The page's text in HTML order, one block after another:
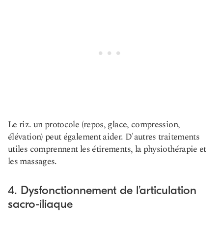
Le riz. un protocole (repos, glace, compression,
élévation) peut également aider. D'autres traitements
utiles comprennent les étirements, la physiothérapie et
les massages.
4. Dysfonctionnement de l’articulation
sacro-iliaque